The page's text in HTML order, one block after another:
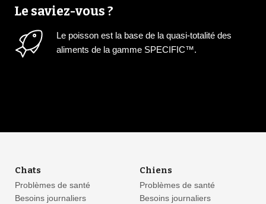
Le saviez-vous ?
Le poisson est la base de la quasi-totalité des
aliments de la gamme SPECIFIC™.
Chats
Problèmes de santé
Besoins journaliers
Chiens
Problèmes de santé
Besoins journaliers